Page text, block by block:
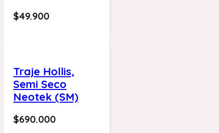
$49.900
Traje Hollis,
Semi Seco
Neotek (SM)
$690.000